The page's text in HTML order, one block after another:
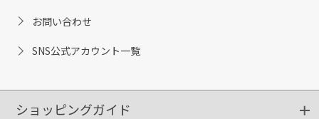
お問い合わせ
SNS公式アカウント一覧
ショッピングガイド